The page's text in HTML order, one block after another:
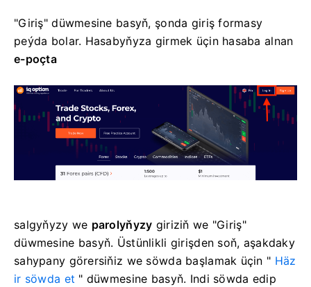
"Giriş" düwmesine basyň, şonda giriş formasy
peýda bolar. Hasabyňyza girmek üçin hasaba alnan
e-poçta
salgyňyzy we parolyňyzy giriziň we "Giriş"
düwmesine basyň. Üstünlikli girişden soň, aşakdaky
sahypany görersiňiz we söwda başlamak üçin " Häz
ir söwda et " düwmesine basyň. Indi söwda edip